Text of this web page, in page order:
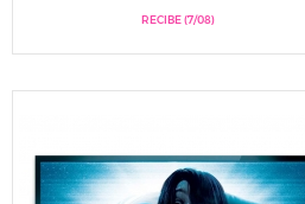
RECIBE (7/08)